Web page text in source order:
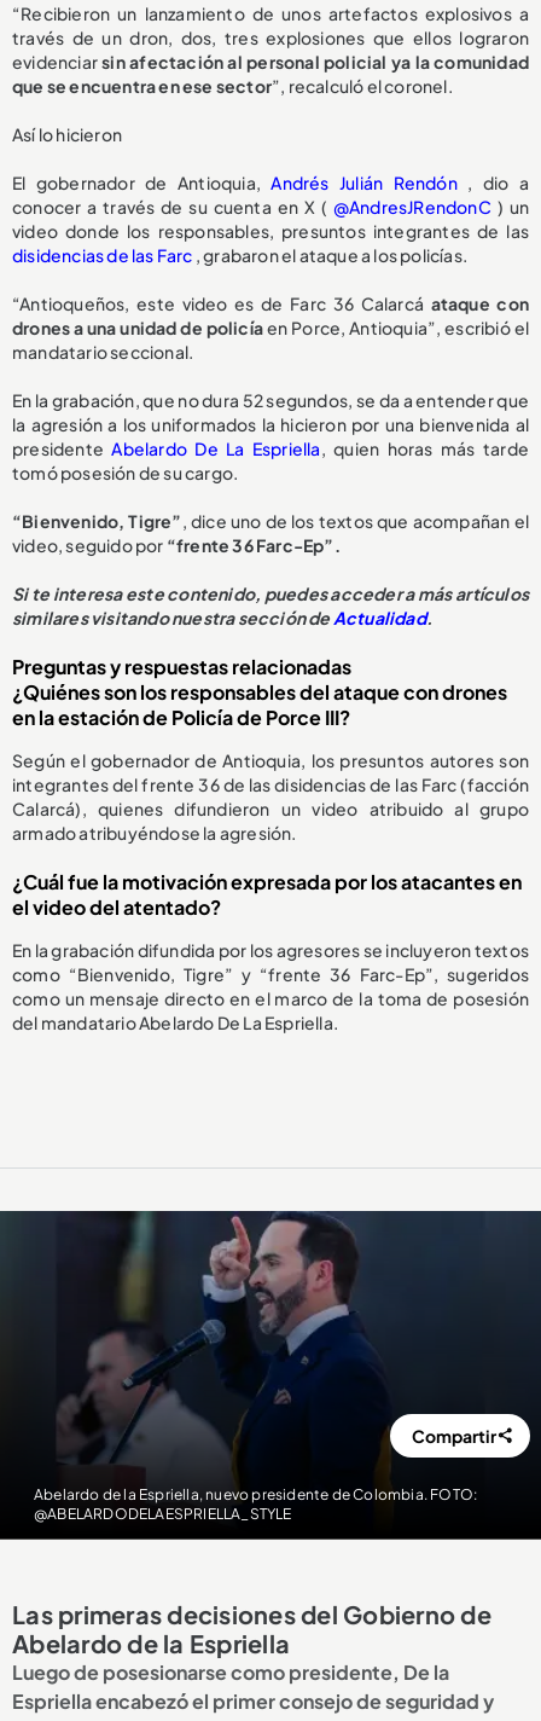
“Recibieron un lanzamiento de unos artefactos explosivos a
través de un dron, dos, tres explosiones que ellos lograron
evidenciarsin afectación al personal policial ya la comunidad
que se encuentra en ese sector”, recalculó el coronel.
Así lo hicieron
El gobernador de Antioquia,Andrés Julián Rendón, dio a
conocer a través de su cuenta en X ( @AndresJRendonC ) un
video donde los responsables, presuntos integrantes de las
disidencias de las Farc , grabaron el ataque a los policías.
“Antioqueños, este video es de Farc 36 Calarcá ataque con
drones a una unidad de policíaen Porce, Antioquia”, escribió el
mandatario seccional.
En la grabación, que no dura 52 segundos, se da a entender que
la agresión a los uniformados la hicieron por una bienvenida al
presidenteAbelardo De La Espriella, quien horas más tarde
tomó posesión de su cargo.
“Bienvenido, Tigre”, dice uno de los textos que acompañan el
video, seguido por “frente 36 Farc-Ep”.
Si te interesa este contenido, puedes acceder a más artículos
similares visitando nuestra sección deActualidad.
Preguntas y respuestas relacionadas
¿Quiénes son los responsables del ataque con drones
en la estación de Policía de Porce III?
Según el gobernador de Antioquia, los presuntos autores son
integrantes del frente 36 de las disidencias de las Farc (facción
Calarcá), quienes difundieron un video atribuido al grupo
armado atribuyéndose la agresión.
¿Cuál fue la motivación expresada por los atacantes en
el video del atentado?
En la grabación difundida por los agresores se incluyeron textos
como “Bienvenido, Tigre” y “frente 36 Farc-Ep”, sugeridos
como un mensaje directo en el marco de la toma de posesión
del mandatario Abelardo De La Espriella.
Abelardo de la Espriella, nuevo presidente de Colombia. FOTO:
@ABELARDODELAESPRIELLA_STYLE
Compartir
Las primeras decisiones del Gobierno de
Abelardo de la Espriella
Luego de posesionarse como presidente, De la
Espriella encabezó el primer consejo de seguridad y